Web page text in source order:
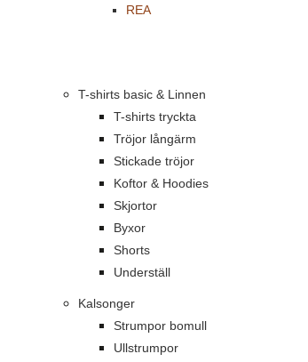
REA
T-shirts basic & Linnen
T-shirts tryckta
Tröjor långärm
Stickade tröjor
Koftor & Hoodies
Skjortor
Byxor
Shorts
Underställ
Kalsonger
Strumpor bomull
Ullstrumpor